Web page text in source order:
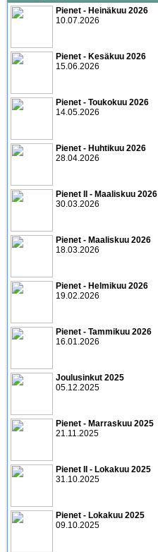
Pienet - Heinäkuu 2026
10.07.2026
Pienet - Kesäkuu 2026
15.06.2026
Pienet - Toukokuu 2026
14.05.2026
Pienet - Huhtikuu 2026
28.04.2026
Pienet II - Maaliskuu 2026
30.03.2026
Pienet - Maaliskuu 2026
18.03.2026
Pienet - Helmikuu 2026
19.02.2026
Pienet - Tammikuu 2026
16.01.2026
Joulusinkut 2025
05.12.2025
Pienet - Marraskuu 2025
21.11.2025
Pienet II - Lokakuu 2025
31.10.2025
Pienet - Lokakuu 2025
09.10.2025